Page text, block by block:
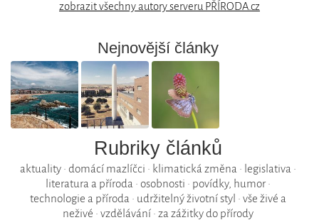
zobrazit všechny autory serveru PŘÍRODA.cz
Nejnovější články
Rubriky článků
aktuality• domácí mazlíčci • klimatická změna • legislativa •
literatura a příroda • osobnosti • povídky, humor•
technologie a příroda • udržitelný životní styl • vše živé a
neživé • vzdělávání• za zážitky do přírody